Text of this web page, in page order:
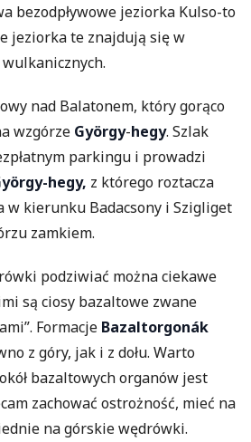
bezodpływowe jeziorka Kulso-to
jeziorka te znajdują się w
nad Balatonem, który gorąco
wzgórze György-hegy. Szlak
parkingu i prowadzi
hegy, z którego roztacza
w kierunku Badacsony i Szigliget
zamkiem.
podziwiać można ciekawe
są ciosy bazaltowe zwane
Formacje Bazaltorgonák
z góry, jak i z dołu. Warto
bazaltowych organów jest
zachować ostrożność, mieć na
na górskie wędrówki.